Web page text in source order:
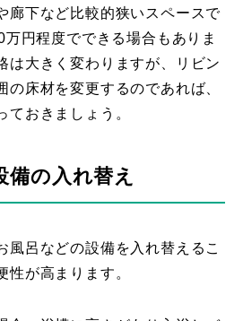
廊下など比較的狭いスペースで
円程度でできる場合もありま
は大きく変わりますが、リビン
の床材を変更するのであれば、
ておきましょう。
備の入れ替え
風呂などの設備を入れ替えるこ
性が高まります。